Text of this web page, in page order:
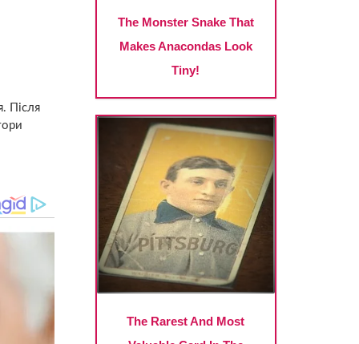
Після